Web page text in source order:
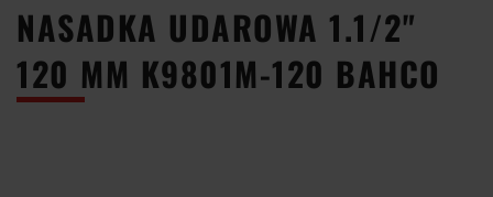
Dodaj zgłoszenie
NASADKA UDAROWA 1.1/2"
120 MM K9801M-120 BAHCO